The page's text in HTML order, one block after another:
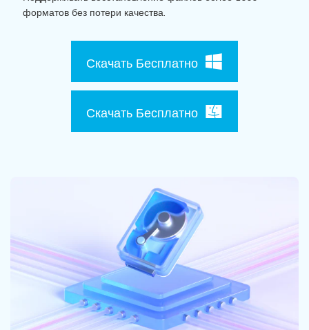
Информационный центр
НАЙТИ БОЛЬШЕ РЕШЕНИЙ
Поиск
форматов без потери качества.
Скачать Бесплатно
Скачать Бесплатно